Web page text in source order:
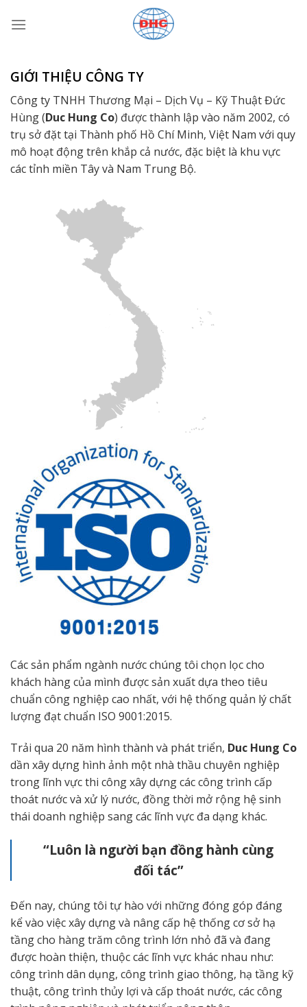
qua
GIỚI THIỆU CÔNG TY
Công ty TNHH Thương Mại – Dịch Vụ – Kỹ Thuật Đức
Hùng (Duc Hung Co) được thành lập vào năm 2002, có
trụ sở đặt tại Thành phố Hồ Chí Minh, Việt Nam với quy
mô hoạt động trên khắp cả nước, đặc biệt là khu vực
các tỉnh miền Tây và Nam Trung Bộ.
Các sản phẩm ngành nước chúng tôi chọn lọc cho
khách hàng của mình được sản xuất dựa theo tiêu
chuẩn công nghiệp cao nhất, với hệ thống quản lý chất
lượng đạt chuẩn ISO 9001:2015.
Trải qua 20 năm hình thành và phát triển, Duc Hung Co
dần xây dựng hình ảnh một nhà thầu chuyên nghiệp
trong lĩnh vực thi công xây dựng các công trình cấp
thoát nước và xử lý nước, đồng thời mở rộng hệ sinh
thái doanh nghiệp sang các lĩnh vực đa dạng khác.
“Luôn là người bạn đồng hành cùng
đối tác”
Đến nay, chúng tôi tự hào với những đóng góp đáng
kể vào việc xây dựng và nâng cấp hệ thống cơ sở hạ
tầng cho hàng trăm công trình lớn nhỏ đã và đang
được hoàn thiện, thuộc các lĩnh vực khác nhau như:
công trình dân dụng, công trình giao thông, hạ tầng kỹ
thuật, công trình thủy lợi và cấp thoát nước, các công